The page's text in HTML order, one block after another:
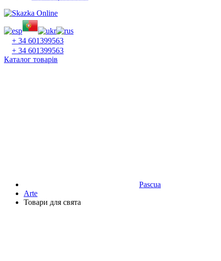
+ 34 601399563
+ 34 601399563
Каталог товарів
Pascua
Аrte
Товари для свята